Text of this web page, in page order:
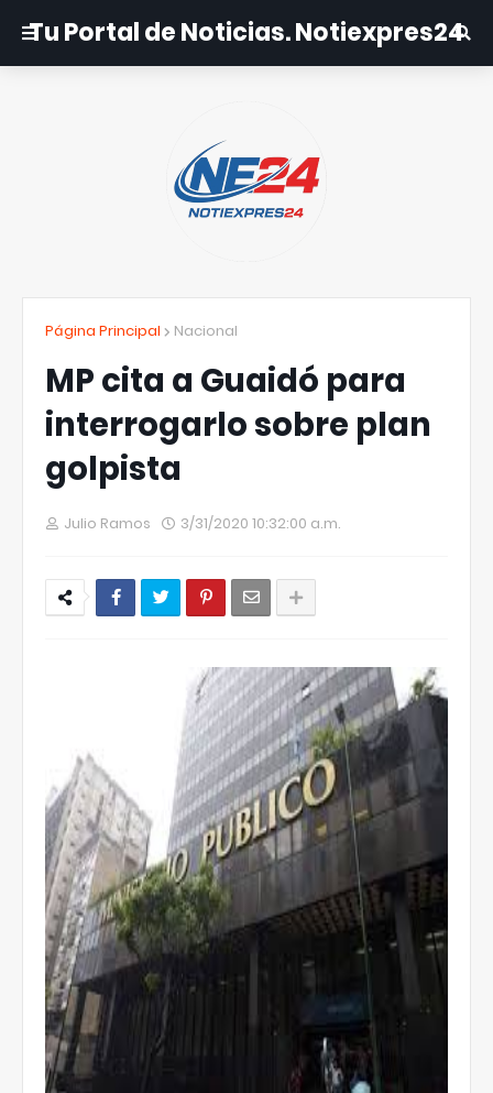
Tu Portal de Noticias. Notiexpres24
Página Principal Nacional
MP cita a Guaidó para
interrogarlo sobre plan
golpista
Julio Ramos 3/31/2020 10:32:00 a.m.